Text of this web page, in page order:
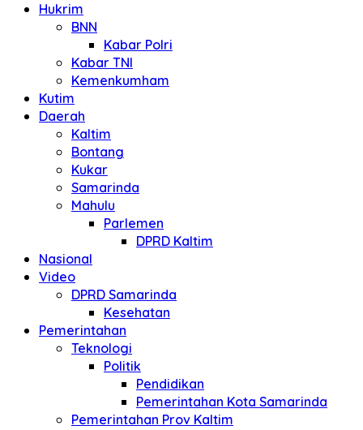
Hukrim
BNN
Kabar Polri
Kabar TNI
Kemenkumham
Kutim
Daerah
Kaltim
Bontang
Kukar
Samarinda
Mahulu
Parlemen
DPRD Kaltim
Nasional
Video
DPRD Samarinda
Kesehatan
Pemerintahan
Teknologi
Politik
Pendidikan
Pemerintahan Kota Samarinda
Pemerintahan Prov Kaltim